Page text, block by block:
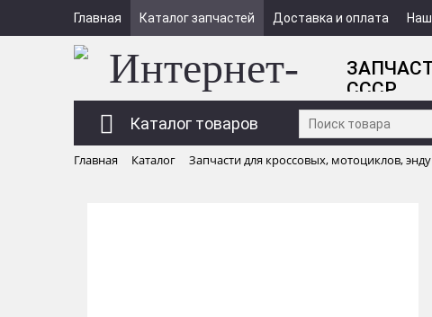
Главная Каталог запчастей Доставка и оплата
СССР
Каталог товаров
Главная Каталог Запчасти для кроссовых, мотоциклов,